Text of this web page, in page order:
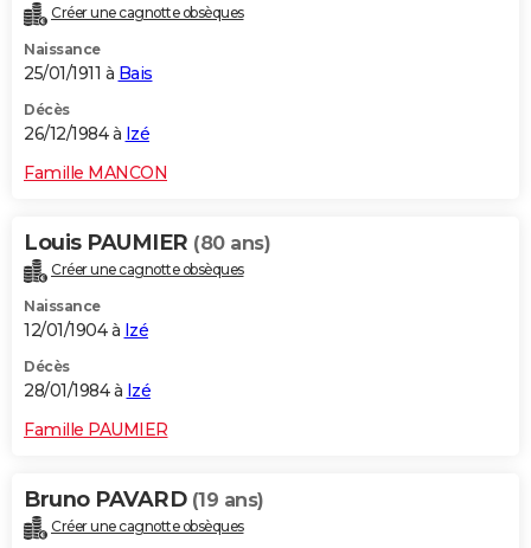
Créer une cagnotte obsèques
Naissance
25/01/1911 à Bais
Décès
26/12/1984 à Izé
Famille MANCON
Louis PAUMIER (80 ans)
Créer une cagnotte obsèques
Naissance
12/01/1904 à Izé
Décès
28/01/1984 à Izé
Famille PAUMIER
Bruno PAVARD (19 ans)
Créer une cagnotte obsèques